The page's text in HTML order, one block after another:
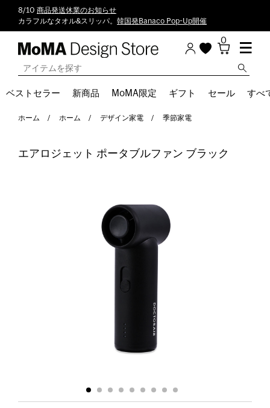
8/10 商品発送休業のお知らせ
カラフルなタオル&スリッパ。 韓国発Banaco Pop-Up開催
0
ベストセラー 新商品 MoMA限定 ギフト セール すべ
ホーム ホーム デザイン家電 季節家電
エアロジェット ポータブルファン ブラック